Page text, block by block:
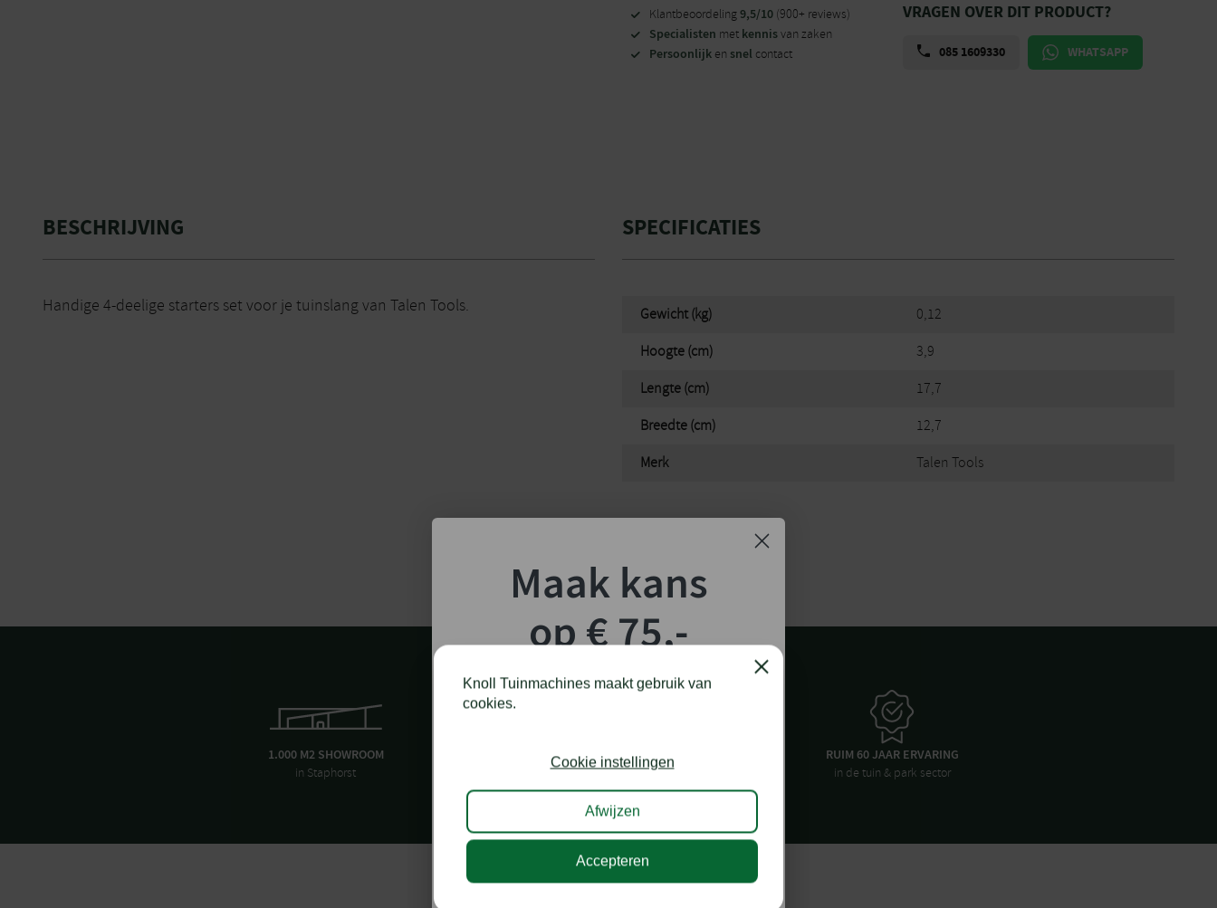
Klantbeoordeling9,5/10 (900+ reviews)
Specialisten met kennisvan zaken
Persoonlijk en snel contact
VRAGEN OVER DIT PRODUCT?
085 1609330 WHATSAPP
BESCHRIJVING
Handige 4-deelige starters set voor je tuinslang van Talen Tools.
SPECIFICATIES
Gewicht (kg) 0,12
Hoogte (cm) 3,9
Lengte (cm) 17,7
Breedte (cm) 12,7
Merk Talen Tools
1.000 M2 SHOWROOM
in Staphorst
PERSOONLIJK EN SNEL CONTACT
via diverse kanalen
RUIM 60 JAAR ERVARING
in de tuin & park sector
Knoll Tuinmachines maakt gebruik van
cookies.
Close
Cookie instellingen
Afwijzen
Accepteren
Maak kans
op € 75,-
shoptegoed!
Ik doe graag mee!